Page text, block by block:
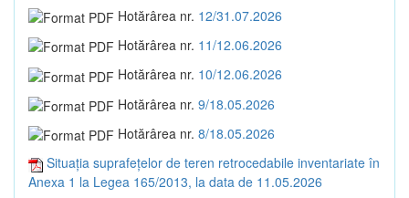
Hotărârea nr. 12/31.07.2026
Hotărârea nr. 11/12.06.2026
Hotărârea nr. 10/12.06.2026
Hotărârea nr. 9/18.05.2026
Hotărârea nr. 8/18.05.2026
Situația suprafețelor de teren retrocedabile inventariate în
Anexa 1 la Legea 165/2013, la data de 11.05.2026